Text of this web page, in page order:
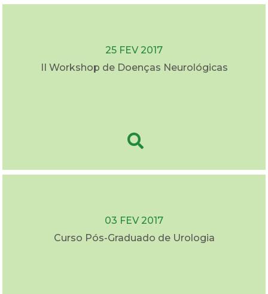
25 FEV 2017
II Workshop de Doenças Neurológicas
03 FEV 2017
Curso Pós-Graduado de Urologia